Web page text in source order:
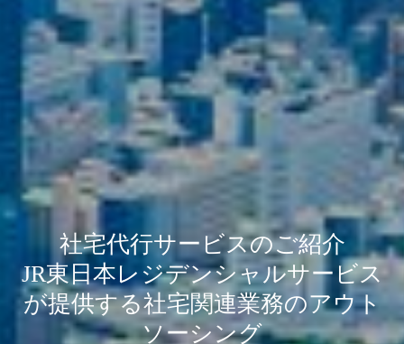
社宅代行サービスのご紹介
JR東日本レジデンシャルサービス
が提供する社宅関連業務のアウト
ソーシング